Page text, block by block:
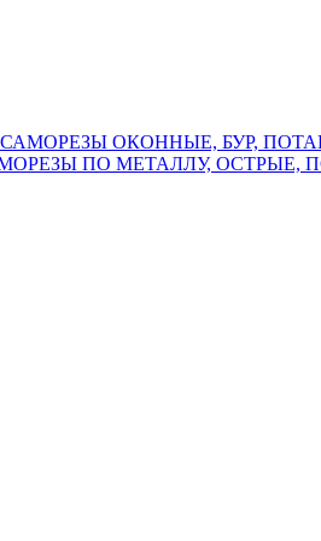
САМОРЕЗЫ ОКОННЫЕ, БУР,
ПО МЕТАЛЛУ, ОСТРЫЕ,